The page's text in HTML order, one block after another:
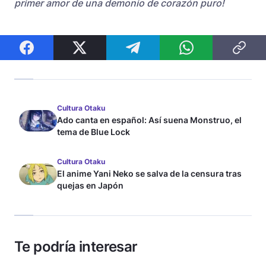
primer amor de una demonio de corazón puro!
Cultura Otaku
Ado canta en español: Así suena Monstruo, el
tema de Blue Lock
Cultura Otaku
El anime Yani Neko se salva de la censura tras
quejas en Japón
Te podría interesar